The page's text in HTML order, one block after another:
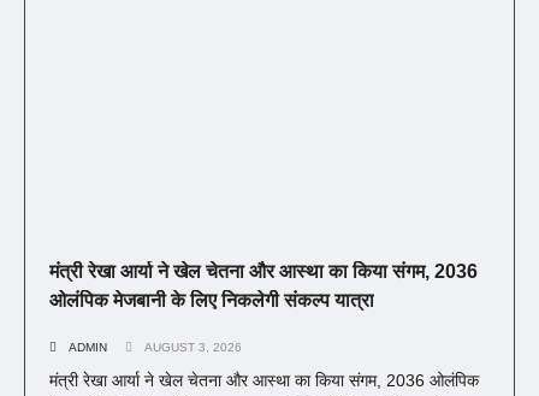
मंत्री रेखा आर्या ने खेल चेतना और आस्था का किया संगम, 2036
ओलंपिक मेजबानी के लिए निकलेगी संकल्प यात्रा
ADMIN AUGUST 3, 2026
मंत्री रेखा आर्या ने खेल चेतना और आस्था का किया संगम, 2036 ओलंपिक